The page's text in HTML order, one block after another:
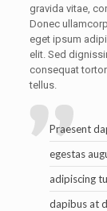
gravida vitae,
Donec
eget ipsum
elit. Sed
consequat
tellus.
Praesent
egestas
adipiscing
dapibus at